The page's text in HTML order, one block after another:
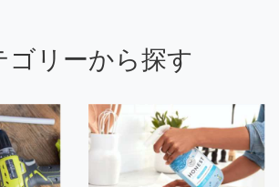
ゴリーから探す